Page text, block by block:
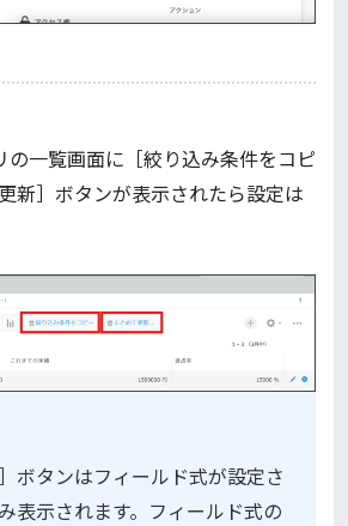
一覧画面に［絞り込み条件をコピ
新］ボタンが表示されたら設定は
ボタンはフィールド式が設定さ
表示されます。フィールド式の